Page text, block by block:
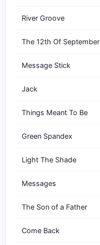
River Groove
The 12th Of September
Message Stick
Jack
Things Meant To Be
Green Spandex
Light The Shade
Messages
The Son of a Father
Come Back